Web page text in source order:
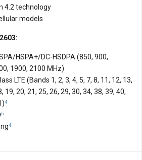
4.2 technology
models
HSPA+/DC-HSDPA (850, 900,
1900, 2100 MHz)
LTE (Bands 1, 2, 3, 4, 5, 7, 8, 11, 12, 13,
19, 20, 21, 25, 26, 29, 30, 34, 38, 39, 40,
4
5
4